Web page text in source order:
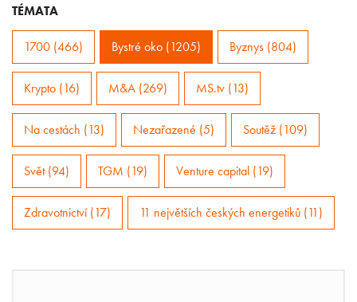
TÉMATA
1700 (466) Bystré oko (1205) Byznys (804)
Krypto (16) M&A (269) MS.tv (13)
Na cestách (13) Nezařazené (5) Soutěž (109)
Svět (94) TGM (19) Venture capital (19)
Zdravotnictví (17) 11 největších českých energetiků (11)